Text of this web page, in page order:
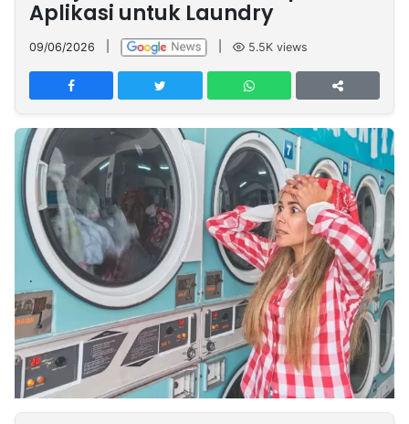
Network
PT
TREETAN
INDONESIA
Partner
Insight
NTB
Suara
Time
Lens
IDN
Daily
Jogja
Jalan
Rakyat
Idealita
News
Kita
Notice
Dinamikapost.com
Radar
Baru
Seedbacklink
Follow
Kabarbaru
Aplikasi untuk Laundry
09/06/2026 5.5K views